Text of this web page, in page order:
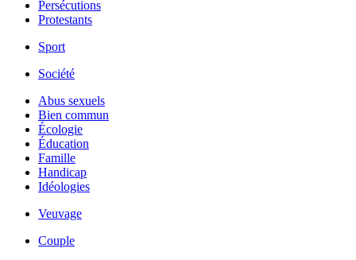
Persécutions
Protestants
Sport
Société
Abus sexuels
Bien commun
Écologie
Éducation
Famille
Handicap
Idéologies
Veuvage
Couple